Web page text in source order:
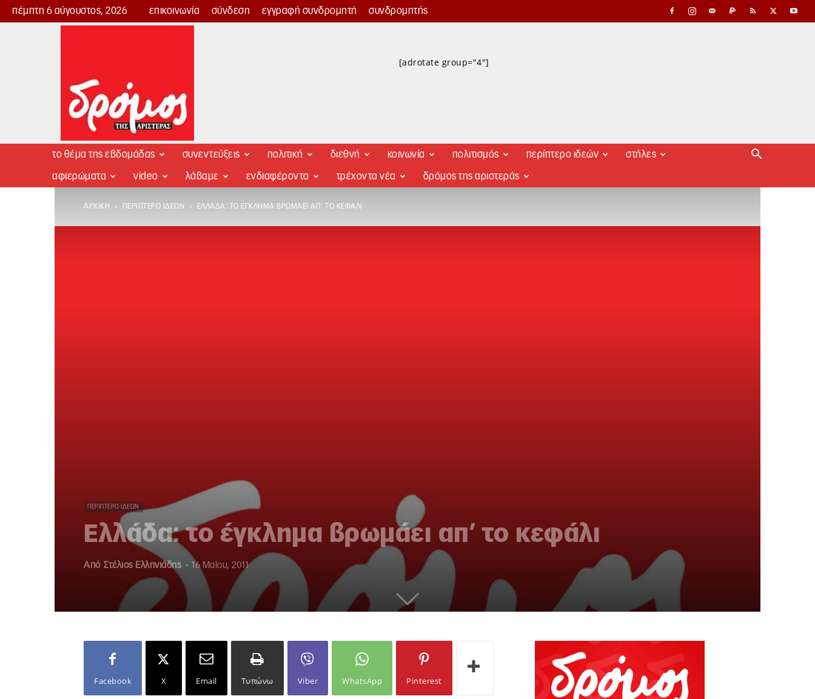
πέμπτη 6 αύγουστος, 2026 επικοινωνία σύνδεση εγγραφή συνδρομητή συνδρομητής
Δρόμος
[adrotate group="4"]
το θέμα της εβδομάδας συνεντεύξεις πολιτική διεθνή κοινωνία πολιτισμός περίπτερο ιδεών στήλες
αφιερώματα video λάβαμε ενδιαφέροντα τρέχοντα νέα δρόμος της αριστεράς
ΑΡΧΙΚΉ ΠΕΡΊΠΤΕΡΟ ΙΔΕΏΝ ΕΛΛΆΔΑ: ΤΟ ΈΓΚΛΗΜΑ ΒΡΩΜΆΕΙ ΑΠ’ ΤΟ ΚΕΦΆΛΙ
ΠΕΡΊΠΤΕΡΟ ΙΔΕΏΝ
Ελλάδα: το έγκλημα βρωμάει απ’ το κεφάλι
Από Στέλιος Ελληνιάδης - 16 Μαΐου, 2011
Facebook X Email Τυπώνω Viber WhatsApp Pinterest